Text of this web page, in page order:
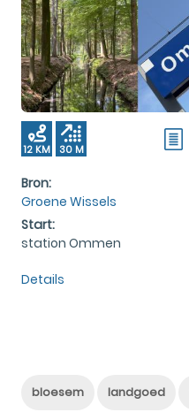
12 KM 30 M
Bron:
Groene Wissels
Start:
station Ommen
Details
bloesem landgoed